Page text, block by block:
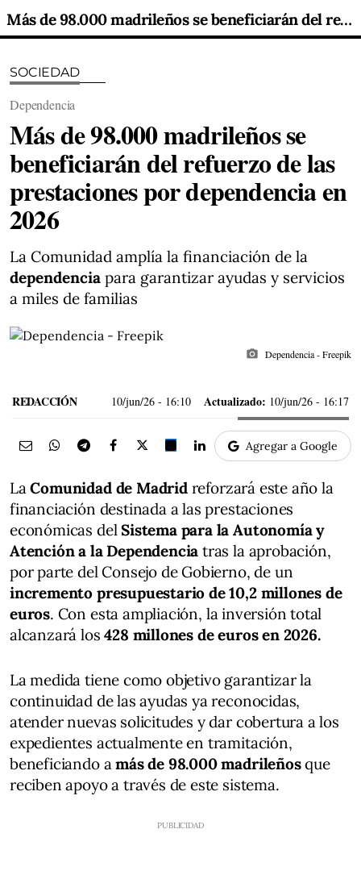
Más de 98.000 madrileños se beneficiarán del refuerzo de las prestaciones por dependencia en 2026
SOCIEDAD
Dependencia
Más de 98.000 madrileños se
beneficiarán del refuerzo de las
prestaciones por dependencia en
2026
La Comunidad amplía la financiación de la
dependencia para garantizar ayudas y servicios
a miles de familias
photo_camera Dependencia - Freepik
REDACCIÓN 10/jun/26 - 16:10 Actualizado: 10/jun/26 - 16:17
Agregar a Google
LaComunidad de Madrid reforzará este año la
financiación destinada a las prestaciones
económicas delSistema para la Autonomía y
Atención a la Dependencia tras la aprobación,
por parte del Consejo de Gobierno, de un
incremento presupuestario de 10,2 millones de
euros. Con esta ampliación, la inversión total
alcanzará los428 millones de euros en 2026.
La medida tiene como objetivo garantizar la
continuidad de las ayudas ya reconocidas,
atender nuevas solicitudes y dar cobertura a los
expedientes actualmente en tramitación,
beneficiando amás de 98.000 madrileñosque
reciben apoyo a través de este sistema.